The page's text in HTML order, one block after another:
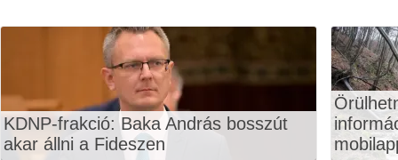
KDNP-frakció: Baka András bosszút
akar állni a Fideszen